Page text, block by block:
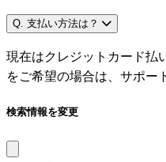
Q. 支払い方法は？
現在はクレジットカード払
をご希望の場合は、サポー
検索情報を変更